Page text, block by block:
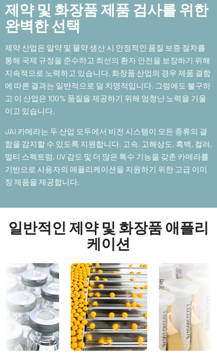
제약 및 화장품 제품 검사를 위한
완벽한 선택
제약 산업은 알약 및 물약 생산 시 안정적인 품질 보증 절차를
통해 국제 규정을 준수하고 최선의 환자 안전을 보장하기 위해
지속적으로 노력하고 있습니다. 화장품 산업의 경우 제품 결함
에 따른 결과는 일반적으로 덜 치명적입니다. 그럼에도 불구하
고 이 산업은 100% 품질을 제공하기 위해 엄청난 노력을 기울
이고 있습니다.
JAI 카메라는 두 산업 모두에서 비전 시스템이 모든 종류의 결
함을 감지할 수 있도록 지원합니다. 고속, 고해상도, 흑백, 컬러,
멀티 스펙트럼, UV 감도 및 더 많은 특수 기능을 갖춘 카메라를
기반으로 사용자의 애플리케이션을 지원하기 위한 고급 이미
징 제품을 제공합니다.
일반적인 제약 및 화장품 애플리
케이션